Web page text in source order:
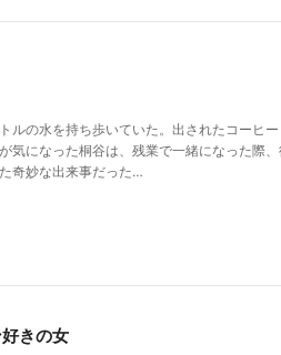
ルの水を持ち歩いていた。出されたコーヒ
気になった桐谷は、残業で一緒になった際
奇妙な出来事だった…
きの女